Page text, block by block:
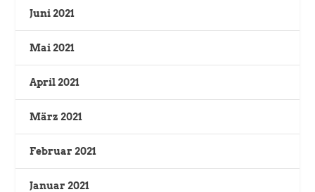
Juni 2021
Mai 2021
April 2021
März 2021
Februar 2021
Januar 2021